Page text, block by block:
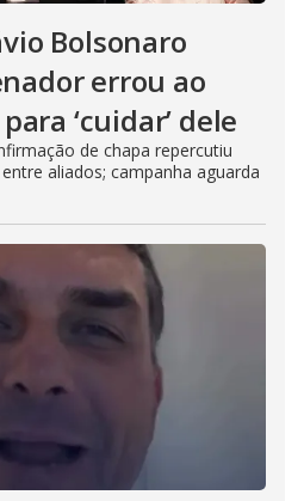
Bolsonaro
errou ao
‘cuidar’ dele
de chapa repercutiu
aliados; campanha aguarda